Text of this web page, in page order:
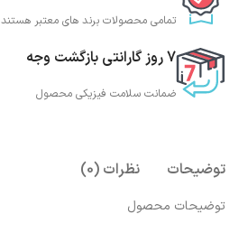
تمامی محصولات برند های معتبر هستند
7 روز گارانتی بازگشت وجه
ضمانت سلامت فیزیکی محصول
توضیحات نظرات (0)
توضیحات محصول